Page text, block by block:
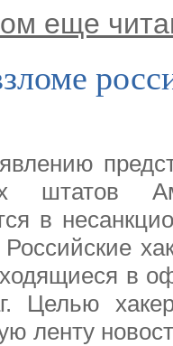
еще
штатов
в
в
Целью
ленту